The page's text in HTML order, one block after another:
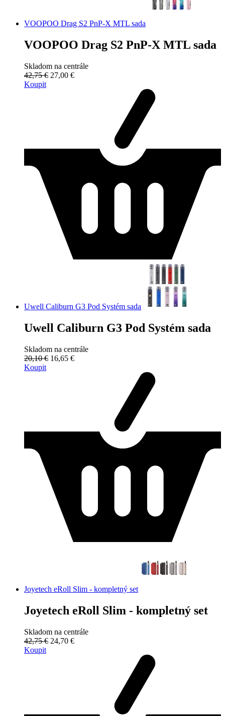
VOOPOO Drag S2 PnP-X MTL sada
VOOPOO Drag S2 PnP-X MTL sada
Skladom na centrále
42,75 € 27,00 €
Koupit
Uwell Caliburn G3 Pod Systém sada
Uwell Caliburn G3 Pod Systém sada
Skladom na centrále
20,10 € 16,65 €
Koupit
Joyetech eRoll Slim - kompletný set
Joyetech eRoll Slim - kompletný set
Skladom na centrále
42,75 € 24,70 €
Koupit